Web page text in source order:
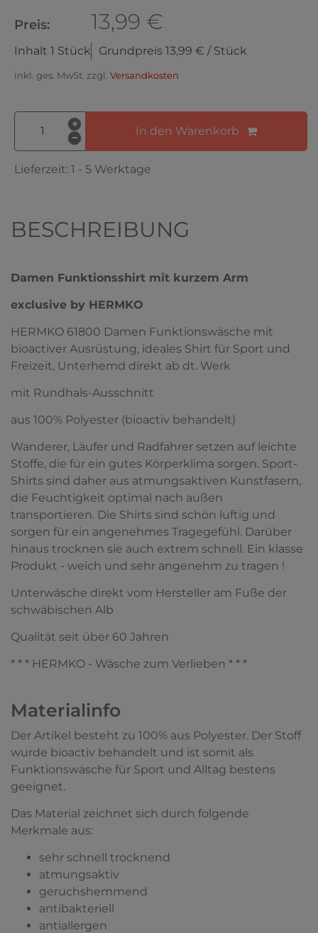
Preis: 13,99 €
Inhalt 1 Stück Grundpreis 13,99 € / Stück
inkl. ges. MwSt. zzgl. Versandkosten
In den Warenkorb
Lieferzeit: 1 - 5 Werktage
BESCHREIBUNG
Damen Funktionsshirt mit kurzem Arm
exclusive by HERMKO
HERMKO 61800 Damen Funktionswäsche mit
bioactiver Ausrüstung, ideales Shirt für Sport und
Freizeit, Unterhemd direkt ab dt. Werk
mit Rundhals-Ausschnitt
aus 100% Polyester (bioactiv behandelt)
Wanderer, Läufer und Radfahrer setzen auf leichte
Stoffe, die für ein gutes Körperklima sorgen. Sport-
Shirts sind daher aus atmungsaktiven Kunstfasern,
die Feuchtigkeit optimal nach außen
transportieren. Die Shirts sind schön luftig und
sorgen für ein angenehmes Tragegefühl. Darüber
hinaus trocknen sie auch extrem schnell. Ein klasse
Produkt - weich und sehr angenehm zu tragen !
Unterwäsche direkt vom Hersteller am Fuße der
schwäbischen Alb
Qualität seit über 60 Jahren
* * * HERMKO - Wäsche zum Verlieben * * *
Materialinfo
Der Artikel besteht zu 100% aus Polyester. Der Stoff
wurde bioactiv behandelt und ist somit als
Funktionswäsche für Sport und Alltag bestens
geeignet.
Das Material zeichnet sich durch folgende
Merkmale aus:
sehr schnell trocknend
atmungsaktiv
geruchshemmend
antibakteriell
antiallergen